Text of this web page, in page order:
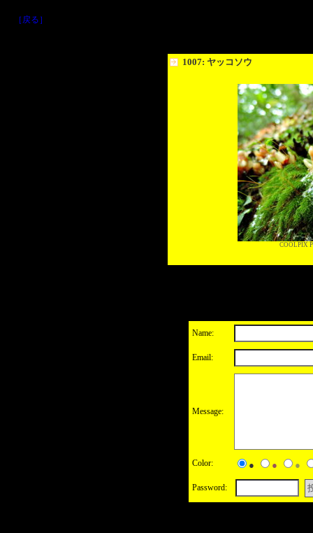
［戻る］
1007: ヤッコソウ
COOLPIX
Name:
Email:
Message:
Color: ● ● ●
Password: